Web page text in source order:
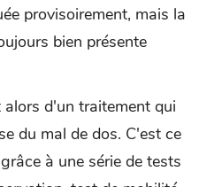
provisoirement, mais la
bien présente
d'un traitement qui
du mal de dos. C'est ce
à une série de tests